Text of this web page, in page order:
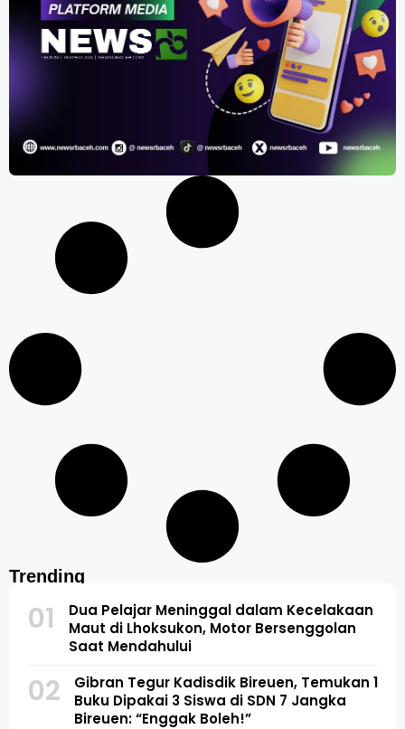
Trending
01
Dua Pelajar Meninggal dalam Kecelakaan
Maut di Lhoksukon, Motor Bersenggolan
Saat Mendahului
02
Gibran Tegur Kadisdik Bireuen, Temukan 1
Buku Dipakai 3 Siswa di SDN 7 Jangka
Bireuen: “Enggak Boleh!”